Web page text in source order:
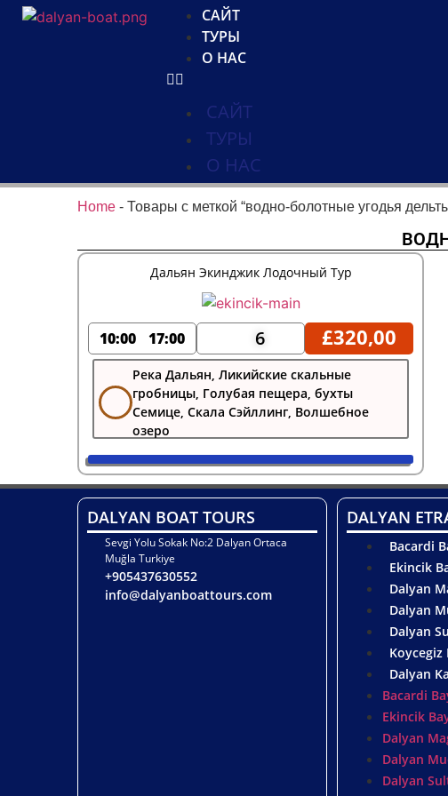
САЙТ
ТУРЫ
О НАС
САЙТ
ТУРЫ
О НАС
Home - Товары с меткой “водно-болотные угодья
Дальян Экинджик Лодочный Тур
10:00 17:00 6 £320,00
Река Дальян, Ликийские скальные
гробницы, Голубая пещера, бухты
Семице, Скала Сэйллинг, Волшебное
озеро
DALYAN BOAT TOURS
Sevgi Yolu Sokak No:2 Dalyan Ortaca
Muğla Turkiye
+905437630552
info@dalyanboattours.com
DALYAN
Bacardi
Ekincik
Dalyan
Dalyan
Dalyan
Dalyan
Bacardi
Ekincik
Dalyan
Dalyan
Dalyan